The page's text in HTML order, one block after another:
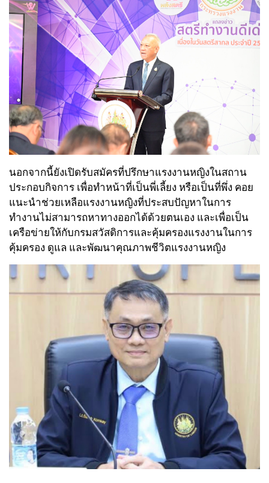
นอกจากนี้ยังเปิดรับสมัครที่ปรึกษาแรงงานหญิงในสถาน
ประกอบกิจการ เพื่อทำหน้าที่เป็นพี่เลี้ยง หรือเป็นที่พึ่ง คอย
แนะนำช่วยเหลือแรงงานหญิงที่ประสบปัญหาในการ
ทำงานไม่สามารถหาทางออกได้ด้วยตนเอง และเพื่อเป็น
เครือข่ายให้กับกรมสวัสดิการและคุ้มครองแรงงานในการ
คุ้มครอง ดูแล และพัฒนาคุณภาพชีวิตแรงงานหญิง